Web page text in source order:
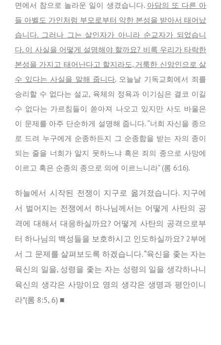
면에서 참으로 놀라운 일이 생겼습니다. 아담의 또 다른 아
들 아벨도 가인처럼 부모로부터 악한 본성을 받아서 태어났
습니다. 그러나 그는 살인자가 아니라 순교자가 되었습니
다. 이 사실을 어떻게 설명해야 할까요? 비록 우리가 타락한
본성을 가지고 태어난다고 할지라도, 거룩한 신앙인으로 살
수 있다는 사실을 말해 줍니다. 오늘날 기독교회에서 죄를
승리할 수 없다는 설교, 육체의 정욕과 이기심은 결코 이길
수 없다는 가르침들이 쏟아져 나오고 있지만 사도 바울은
이 문제를 아주 단순하게 설명해 줍니다. “너희 자신을 종으
로 드려 누구에게 순종하든지 그 순종함을 받는 자의 종이
되는 줄을 너희가 알지 못하느냐 혹은 죄의 종으로 사망에
이르고 혹은 순종의 종으로 의에 이르느니라” (롬 6:16).
하늘에서 시작된 전쟁이 지구로 옮겨졌습니다. 지구에
서 벌어지는 전쟁에서 하나님께서는 어떻게 사탄의 공
격에 대해서 대응하실까요? 어떻게 사탄의 공격으로부
터 하나님의 백성들을 보호하시고 인도하실까요? 2부에
서 그 문제를 살펴보도록 하겠습니다. “육신을 좇는 자는
육신의 일을, 성령을 좇는 자는 성령의 일을 생각하나니
육신의 생각은 사망이요 영의 생각은 생명과 평안이니
라”(롬 8:5, 6) ■